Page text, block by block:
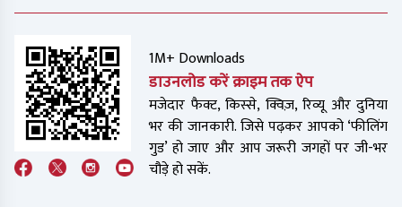
1M+ Downloads
डाउनलोड करें क्राइम तक ऐप
मजेदार फैक्ट, किस्से, क्विज़, रिव्यू और दुनिया
भर की जानकारी. जिसे पढ़कर आपको ‘फीलिंग
गुड’ हो जाए और आप जरूरी जगहों पर जी-भर
चौड़े हो सकें.